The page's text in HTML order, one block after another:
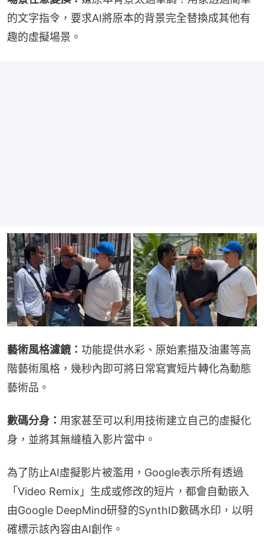
的文字指令，要求AI將原本的背景完全替換成其他有
趣的虛擬場景。
藝術風格濾鏡： 功能提供水彩、原始素描及油畫等高
階藝術風格，幾秒內即可將日常寫實短片轉化為動態
藝術品。
數碼分身： 用家甚至可以利用技術建立自己的虛擬化
身，並將其無縫植入影片當中。
為了防止AI虛擬影片被濫用，Google表示所有透過
「Video Remix」生成或修改的短片，都會自動嵌入
由Google DeepMind研發的SynthID數碼水印，以明
確標示該內容由AI創作。